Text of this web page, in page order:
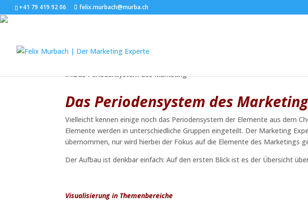
+41 79 419 92 06 felix.murbach@murba.ch
vonFelix Murbach |Nov. 14, 2017
Das Periodensystem des Marketing
Vielleicht kennen einige noch das Periodensystem der Elemente aus dem
Elemente werden in unterschiedliche Gruppen eingeteilt. Der Marketing
übernommen, nur wird hierbei der Fokus auf die Elemente des Marketings
Der Aufbau ist denkbar einfach: Auf den ersten Blick ist es der Übersicht
Visualisierung in Themenbereiche